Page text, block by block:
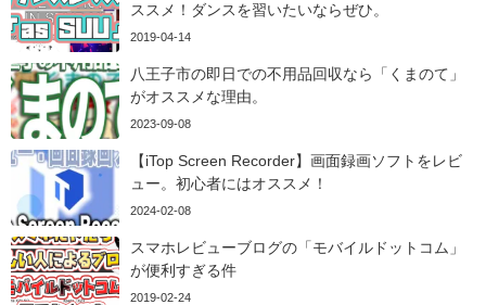
ススメ！ダンスを習いたいならぜひ。
2019-04-14
八王子市の即日での不用品回収なら「くまのて」
がオススメな理由。
2023-09-08
【iTop Screen Recorder】画面録画ソフトをレビ
ュー。初心者にはオススメ！
2024-02-08
スマホレビューブログの「モバイルドットコム」
が便利すぎる件
2019-02-24